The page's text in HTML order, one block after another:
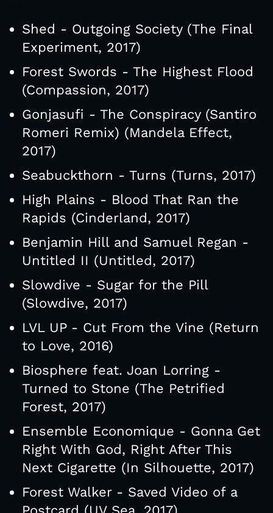
Shed - Outgoing Society (The Final
Experiment, 2017)
Forest Swords - The Highest Flood
(Compassion, 2017)
Gonjasufi - The Conspiracy (Santiro
Romeri Remix) (Mandela Effect,
2017)
Seabuckthorn - Turns (Turns, 2017)
High Plains - Blood That Ran the
Rapids (Cinderland, 2017)
Benjamin Hill and Samuel Regan -
Untitled II (Untitled, 2017)
Slowdive - Sugar for the Pill
(Slowdive, 2017)
LVL UP - Cut From the Vine (Return
to Love, 2016)
Biosphere feat. Joan Lorring -
Turned to Stone (The Petrified
Forest, 2017)
Ensemble Economique - Gonna Get
Right With God, Right After This
Next Cigarette (In Silhouette, 2017)
Forest Walker - Saved Video of a